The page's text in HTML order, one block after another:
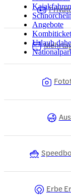
Kajakfahren
Angebote
Urlaub
Erbe